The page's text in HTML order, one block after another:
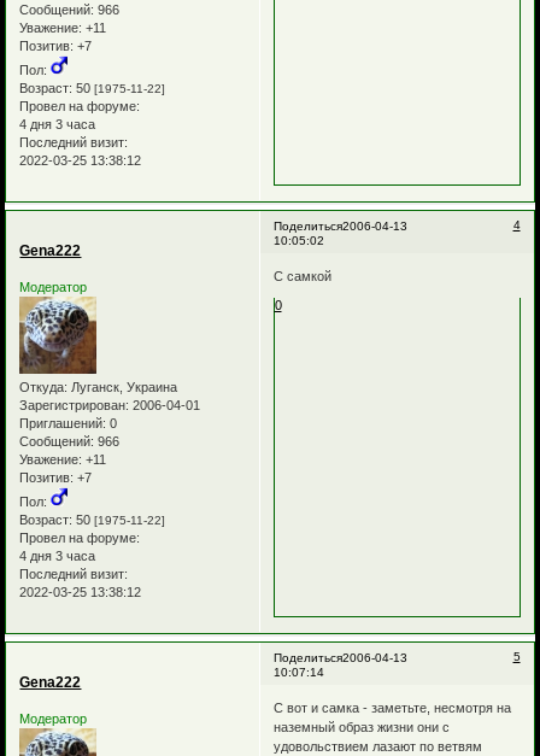
Сообщений: 966
Уважение: +11
Позитив: +7
Пол:
Возраст: 50[1975-11-22]
Провел на форуме:
4 дня 3 часа
Последний визит:
2022-03-25 13:38:12
Поделиться 4
2006-04-13
10:05:02
Gena222
Модератор
Откуда: Луганск, Украина
Зарегистрирован: 2006-04-01
Приглашений: 0
Сообщений: 966
Уважение: +11
Позитив: +7
Пол:
Возраст: 50[1975-11-22]
Провел на форуме:
4 дня 3 часа
Последний визит:
2022-03-25 13:38:12
С самкой
0
Поделиться 5
2006-04-13
10:07:14
Gena222
Модератор
С вот и самка - заметьте, несмотря на
наземный образ жизни они с
удовольствием лазают по ветвям